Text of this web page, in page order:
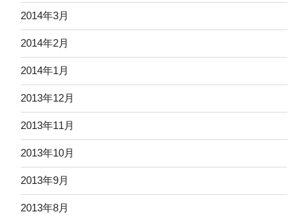
2014年3月
2014年2月
2014年1月
2013年12月
2013年11月
2013年10月
2013年9月
2013年8月